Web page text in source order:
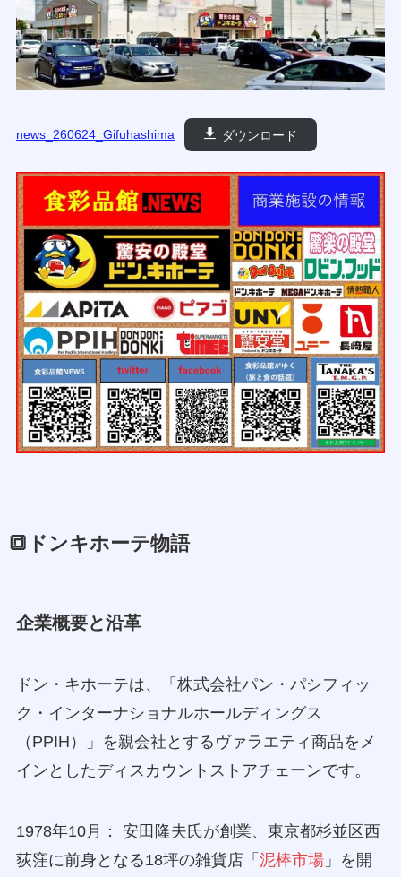
news_260624_Gifuhashima ダウンロード
🔳ドンキホーテ物語
企業概要と沿革
ドン・キホーテは、「株式会社パン・パシフィッ
ク・インターナショナルホールディングス
（PPIH）」を親会社とするヴァラエティ商品をメ
インとしたディスカウントストアチェーンです。
1978年10月： 安田隆夫氏が創業、東京都杉並区西
荻窪に前身となる18坪の雑貨店「 泥棒市場」を開